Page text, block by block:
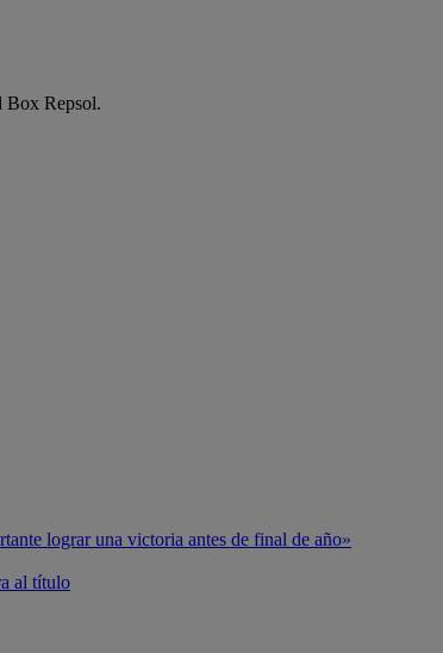
Box Repsol.
lograr una victoria antes de final de año»
al título